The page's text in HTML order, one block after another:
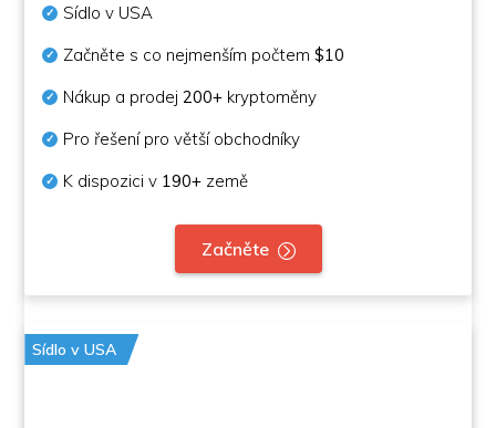
Sídlo v USA
Začněte s co nejmenším počtem$10
Nákup a prodej200+ kryptoměny
Pro řešení pro větší obchodníky
K dispozici v 190+ země
Začněte
Sídlo v USA